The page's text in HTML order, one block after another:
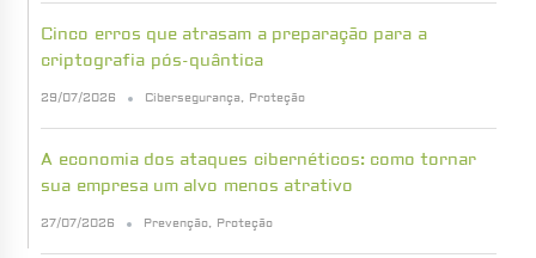
Cinco erros que atrasam a preparação para a
criptografia pós-quântica
29/07/2026 Cibersegurança, Proteção
A economia dos ataques cibernéticos: como tornar
sua empresa um alvo menos atrativo
27/07/2026 Prevenção, Proteção